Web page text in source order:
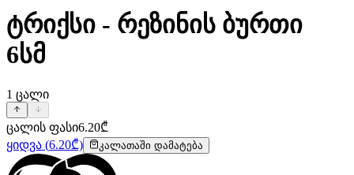
ტრიქსი - რეზინის ბურთი
6სმ
1 ცალი
ცალის ფასი6.20₾
ყიდვა (6.20₾) კალათაში დამატება